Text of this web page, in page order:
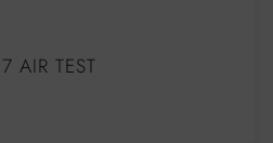
AIR TEST